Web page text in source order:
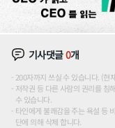
기사댓글0개
200자까지 쓰실 수 있습니다. (
저작권 등 다른 사람의 권리를 침
수 있습니다.
타인에게 불쾌감을 주는 욕설 등
단에 의해 삭제 합니다.